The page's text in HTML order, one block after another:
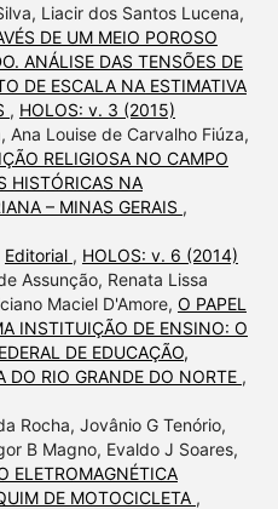
Liacir dos Santos Lucena,
DE UM MEIO POROSO
ANÁLISE DAS TENSÕES DE
DE ESCALA NA ESTIMATIVA
, HOLOS: v. 3 (2015)
Ana Louise de Carvalho Fiúza,
RELIGIOSA NO CAMPO
HISTÓRICAS NA
– MINAS GERAIS ,
Editorial , HOLOS: v. 6 (2014)
Assunção, Renata Lissa
Maciel D'Amore, O PAPEL
INSTITUIÇÃO DE ENSINO: O
DE EDUCAÇÃO,
DO RIO GRANDE DO NORTE ,
Rocha, Jovânio G Tenório,
B Magno, Evaldo J Soares,
ELETROMAGNÉTICA
DE MOTOCICLETA ,